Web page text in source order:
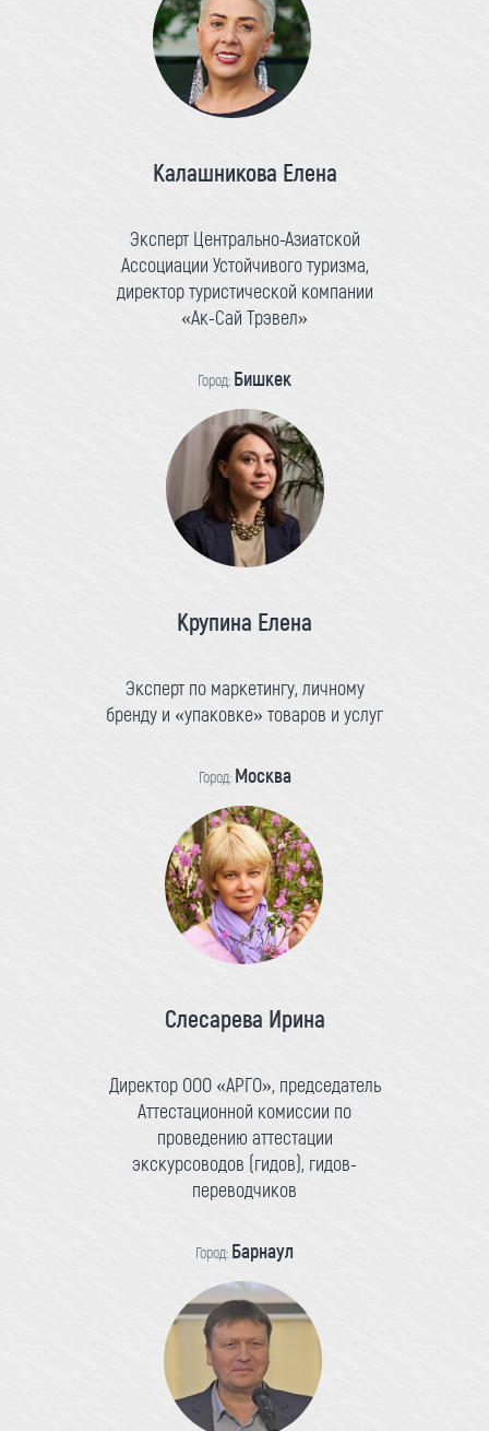
Калашникова Елена
Эксперт Центрально-Азиатской
Ассоциации Устойчивого туризма,
директор туристической компании
«Ак-Сай Трэвел»
Город: Бишкек
Крупина Елена
Эксперт по маркетингу, личному
бренду и «упаковке» товаров и услуг
Город: Москва
Слесарева Ирина
Директор ООО «АРГО», председатель
Аттестационной комиссии по
проведению аттестации
экскурсоводов (гидов), гидов-
переводчиков
Город: Барнаул